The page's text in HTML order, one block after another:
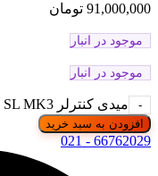
91,000,000 تومان
موجود در انبار
موجود در انبار
میدی کنترلر Novation 49 SL MK3 عدد
افزودن به سبد خرید
66762029 - 021